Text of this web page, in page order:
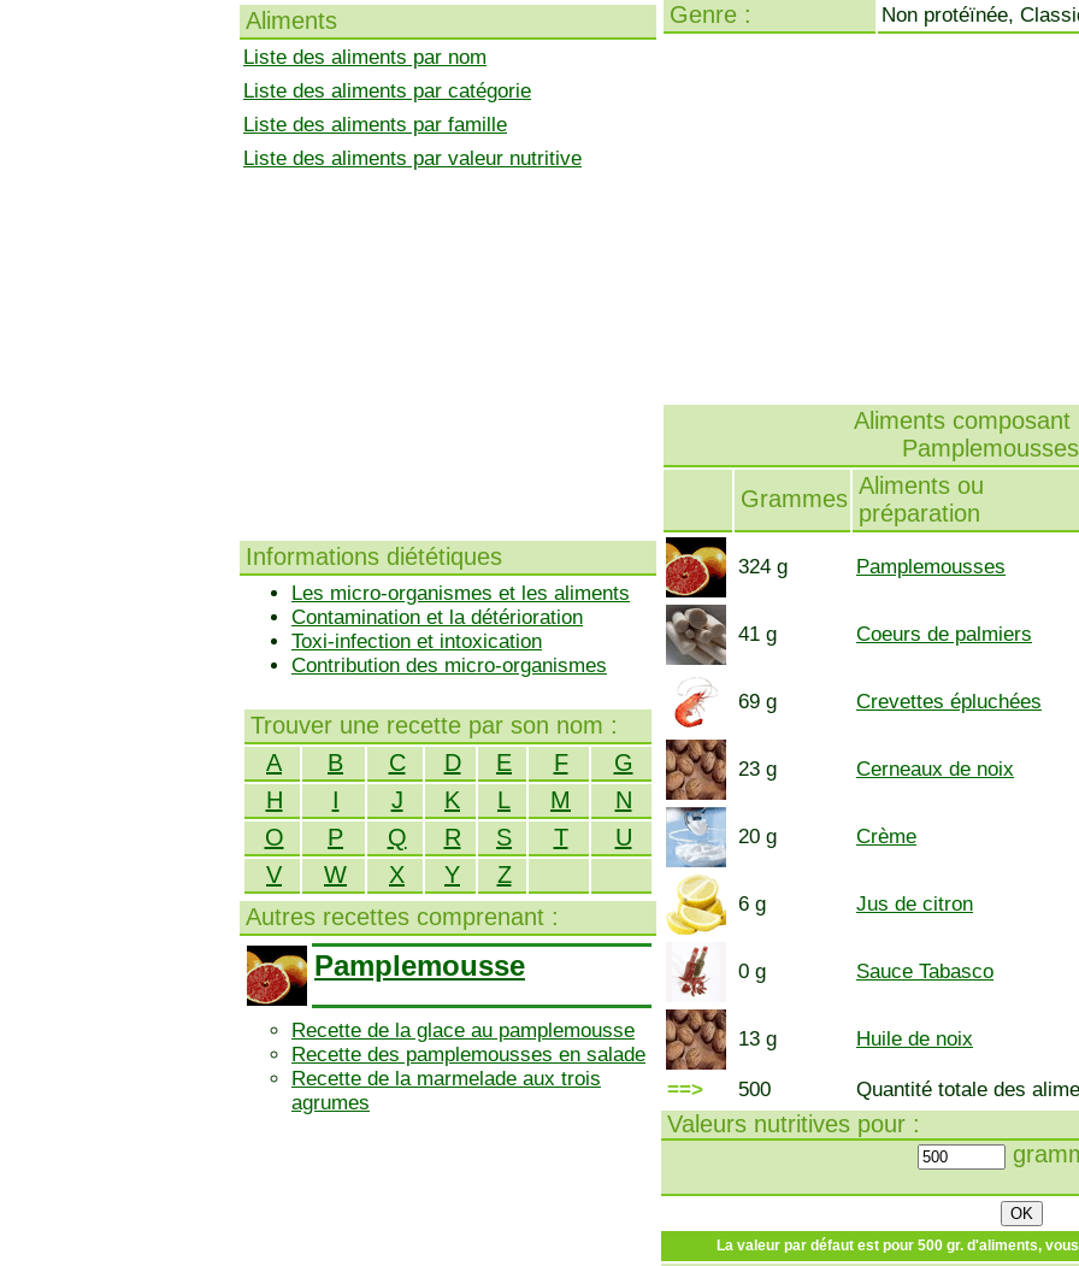
Aliments
Liste des aliments par nom
Liste des aliments par catégorie
Liste des aliments par famille
Liste des aliments par valeur nutritive
Informations diététiques
Les micro-organismes et les aliments
Contamination et la détérioration
Toxi-infection et intoxication
Contribution des micro-organismes
Trouver une recette par son nom :
A
B C D E F
G
H
I J K L M
N
O
P Q R S T
U
V
W X Y
Z
Autres recettes comprenant :
Pamplemousse
Recette de la glace au pamplemousse
Recette des pamplemousses en salade
Recette de la marmelade aux trois
agrumes
Genre : Non protéïnée,
Aliments composant
Grammes Aliments ou
préparation
324 g Pamplemousses
41 g Coeurs de palmiers
69 g Crevettes épluchées
23 g Cerneaux de noix
20 g Crème
6 g Jus de citron
0 g Sauce Tabasco
13 g Huile de noix
==> 500 Quantité totale des
Valeurs nutritives pour :
La valeur par défaut est pour 500 gr. d'aliments,